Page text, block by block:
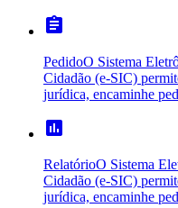
assignment
PedidoO Sistema
Cidadão (e-SIC)
jurídica, encaminhe
poll
RelatórioO Sistema
Cidadão (e-SIC)
jurídica, encaminhe